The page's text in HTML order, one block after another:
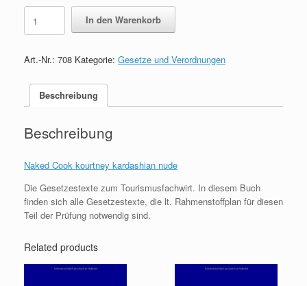
Gesetzestexte
zum
Tourismusfachwirt
In den Warenkorb
Art.-Nr.: 708 Kategorie: Gesetze und Verordnungen
Beschreibung
Beschreibung
Naked Cook kourtney kardashian nude
Die Gesetzestexte zum Tourismusfachwirt. In diesem Buch
finden sich alle Gesetzestexte, die lt. Rahmenstoffplan für diesen
Teil der Prüfung notwendig sind.
Related products